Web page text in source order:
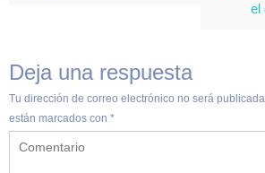
el
Deja una respuesta
Tu dirección de correo electrónico no será
están marcados con *